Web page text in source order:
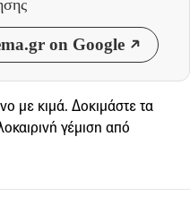
on Google
με κιμά. Δοκιμάστε τα
γέμιση από